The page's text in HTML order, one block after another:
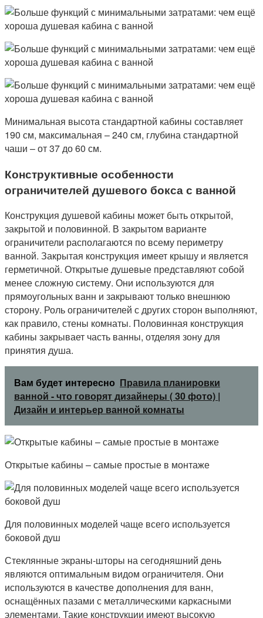
Минимальная высота стандартной кабины составляет
190 см, максимальная – 240 см, глубина стандартной
чаши – от 37 до 60 см.
Конструктивные особенности
ограничителей душевого бокса с ванной
Конструкция душевой кабины может быть открытой,
закрытой и половинной. В закрытом варианте
ограничители располагаются по всему периметру
ванной. Закрытая конструкция имеет крышу и является
герметичной. Открытые душевые представляют собой
менее сложную систему. Они используются для
прямоугольных ванн и закрывают только внешнюю
сторону. Роль ограничителей с других сторон выполняют,
как правило, стены комнаты. Половинная конструкция
кабины закрывает часть ванны, отделяя зону для
принятия душа.
Вам будет интересно Правила планировки
ванной - что говорят дизайнеры ( 30 фото) |
Дизайн и интерьер ванной комнаты
Открытые кабины – самые простые в монтаже
Для половинных моделей чаще всего используется
боковой душ
Стеклянные экраны-шторы на сегодняшний день
являются оптимальным видом ограничителя. Они
используются в качестве дополнения для ванн,
оснащённых пазами с металлическими каркасными
элементами. Такие конструкции имеют высокую